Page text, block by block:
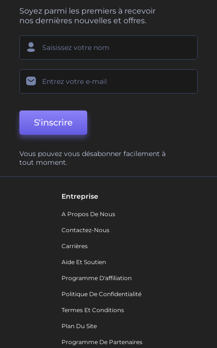
Soyez parmi les premiers à recevoir
nos dernières nouvelles et offres.
S'inscrire
Vous pouvez vous désabonner facilement à
tout moment.
Entreprise
A Propos De Nous
Contactez-Nous
Carrières
Aide Et Soutien
Programme D'affiliation
Politique De Confidentialité
Termes Et Conditions
Plan Du Site
Programme De Partenaires